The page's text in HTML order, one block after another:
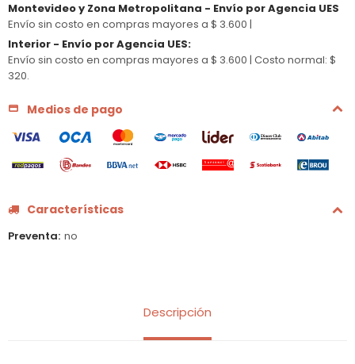
Montevideo y Zona Metropolitana - Envío por Agencia UES
Envío sin costo en compras mayores a $ 3.600 |
Interior - Envío por Agencia UES:
Envío sin costo en compras mayores a $ 3.600 | Costo normal: $
320.
Medios de pago
Características
Preventa no
Descripción